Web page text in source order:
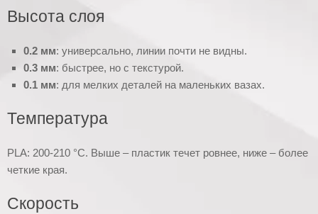
Высота слоя
0.2 мм: универсально, линии почти не видны.
0.3 мм: быстрее, но с текстурой.
0.1 мм: для мелких деталей на маленьких вазах.
Температура
PLA: 200-210 °C. Выше – пластик течет ровнее, ниже – более
четкие края.
Скорость